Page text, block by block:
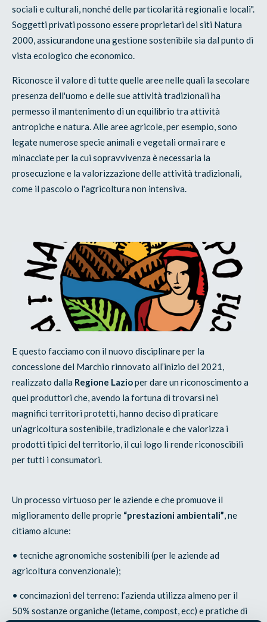
sociali e culturali, nonché delle particolarità regionali e locali".
Soggetti privati possono essere proprietari dei siti Natura
2000, assicurandone una gestione sostenibile sia dal punto di
vista ecologico che economico.
Riconosce il valore di tutte quelle aree nelle quali la secolare
presenza dell'uomo e delle sue attività tradizionali ha
permesso il mantenimento di un equilibrio tra attività
antropiche e natura. Alle aree agricole, per esempio, sono
legate numerose specie animali e vegetali ormai rare e
minacciate per la cui sopravvivenza è necessaria la
prosecuzione e la valorizzazione delle attività tradizionali,
come il pascolo o l'agricoltura non intensiva.
E questo facciamo con il nuovo disciplinare per la
concessione del Marchio rinnovato all’inizio del 2021,
realizzato dalla Regione Lazioper dare un riconoscimento a
quei produttori che, avendo la fortuna di trovarsi nei
magnifici territori protetti, hanno deciso di praticare
un’agricoltura sostenibile, tradizionale e che valorizza i
prodotti tipici del territorio, il cui logo li rende riconoscibili
per tutti i consumatori.
Un processo virtuoso per le aziende e che promuove il
miglioramento delle proprie “prestazioni ambientali”, ne
citiamo alcune:
• tecniche agronomiche sostenibili (per le aziende ad
agricoltura convenzionale);
• concimazioni del terreno: l’azienda utilizza almeno per il
50% sostanze organiche (letame, compost, ecc) e pratiche di